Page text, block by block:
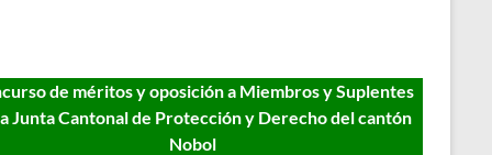
de méritos y oposición a Miembros y Suplentes
Junta Cantonal de Protección y Derecho del cantón
Nobol